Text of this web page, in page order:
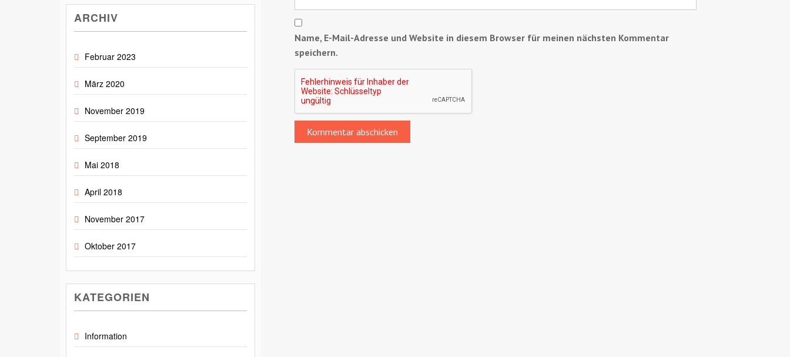
Name, E-Mail-Adresse und Website in diesem Browser für meinen nächsten Kommentar
speichern.
ARCHIV
Februar 2023
März 2020
November 2019
September 2019
Mai 2018
April 2018
November 2017
Oktober 2017
KATEGORIEN
Information